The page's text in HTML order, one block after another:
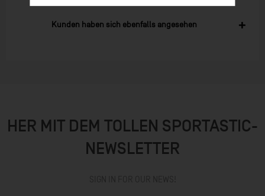
Kunden haben sich ebenfalls angesehen
HER MIT DEM TOLLEN SPORTASTIC-
NEWSLETTER